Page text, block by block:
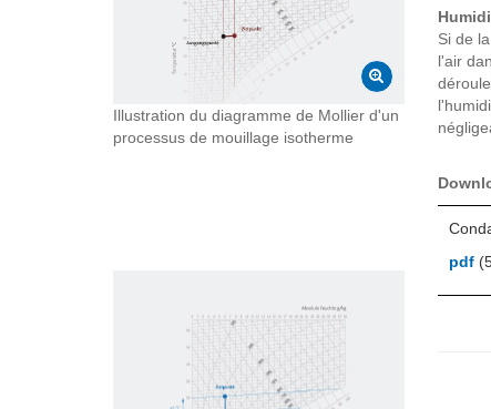
Illustration du diagramme de Mollier d'un
processus de mouillage isotherme
Si de
l'air
pdf